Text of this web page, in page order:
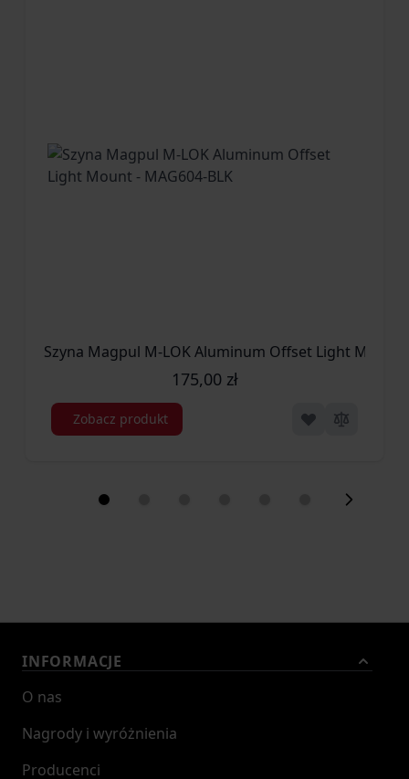
Szyna Magpul M-LOK Aluminum Offset Light Mount -
175,00 zł
Zobacz produkt
INFORMACJE
O nas
Nagrody i wyróżnienia
Producenci